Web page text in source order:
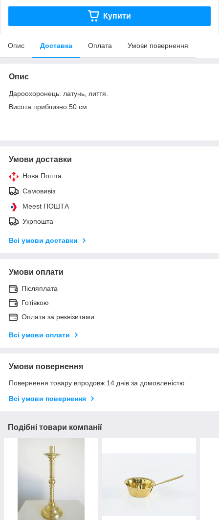
Купити
Опис Доставка Оплата Умови повернення
Опис
Дароохоронець: латунь, лиття.
Висота приблизно 50 см
Умови доставки
Нова Пошта
Самовивіз
Meest ПОШТА
Укрпошта
Всі умови доставки
Умови оплати
Післяплата
Готівкою
Оплата за реквізитами
Всі умови оплати
Умови повернення
Повернення товару впродовж 14 днів за домовленістю
Всі умови повернення
Подібні товари компанії